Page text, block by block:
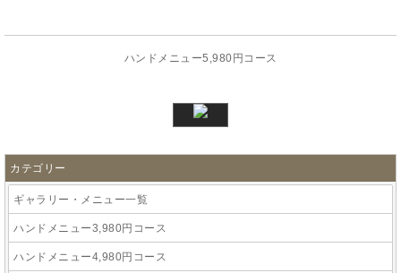
ハンドメニュー5,980円コース
カテゴリー
ギャラリー・メニュー一覧
ハンドメニュー3,980円コース
ハンドメニュー4,980円コース